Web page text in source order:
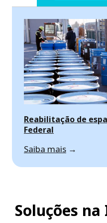
Reabilitação de
Federal
Saiba mais →
Soluções